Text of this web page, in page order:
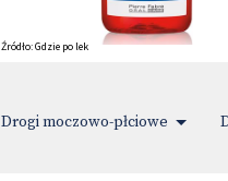
Źródło:Gdzie po lek
Drogi moczowo-płciowe